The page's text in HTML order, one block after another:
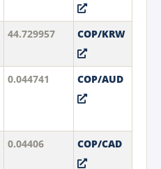
44.729957 COP/KRW
0.044741 COP/AUD
0.04406 COP/CAD